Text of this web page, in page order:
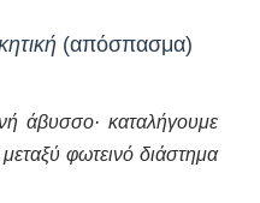
(απόσπασμα)
άβυσσο· καταλήγουμε
φωτεινό διάστημα